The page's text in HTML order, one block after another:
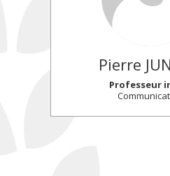
Pierre
Professeur